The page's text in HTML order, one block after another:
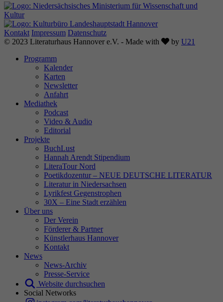
Kontakt Impressum Datenschutz
© 2023 Literaturhaus Hannover e.V. - Made with
Love
by U21
Programm
Kalender
Karten
Newsletter
Anfahrt
Mediathek
Podcast
Video & Audio
Editorial
Projekte
BuchLust
Hannah Arendt Stipendium
LiteraTour Nord
Poetikdozentur – NEUE DEUTSCHE LITERATUR
Literatur in Niedersachsen
Lyrikfest Gegenstrophen
30X – Eine Stadt erzählen
Über uns
Der Verein
Förderer & Partner
Künstlerhaus Hannover
Kontakt
News
News-Archiv
Presse-Service
Website durchsuchen
Social Networks